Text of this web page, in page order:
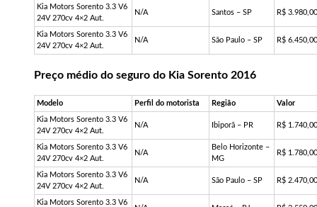
Kia Motors Sorento 3.3 V6
24V 270cv 4×2 Aut.
N/A Santos – SP R$
Kia Motors Sorento 3.3 V6
24V 270cv 4×2 Aut.
N/A São Paulo – SP R$
Preço médio do seguro do Kia Sorento 2016
Modelo Perfil do motorista Região Valor
Kia Motors Sorento 3.3 V6
24V 270cv 4×2 Aut.
N/A Ibiporã – PR R$
Kia Motors Sorento 3.3 V6
24V 270cv 4×2 Aut.
N/A
Belo Horizonte –
MG
R$
Kia Motors Sorento 3.3 V6
24V 270cv 4×2 Aut.
N/A São Paulo – SP R$
Kia Motors Sorento 3.3 V6